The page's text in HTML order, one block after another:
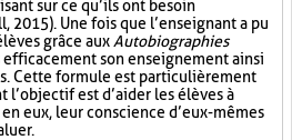
sur ce qu’ils ont besoin
2015). Une fois que l’enseignant a pu
grâce aux Autobiographies
son enseignement ainsi
Cette formule est particulièrement
l’objectif est d’aider les élèves à
eux, leur conscience d’eux-mêmes